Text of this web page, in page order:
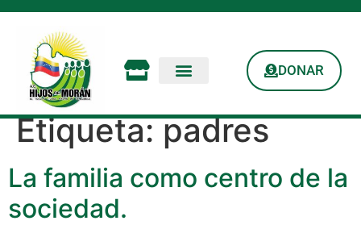
DONAR
Etiqueta:padres
La familia como centro de la
sociedad.